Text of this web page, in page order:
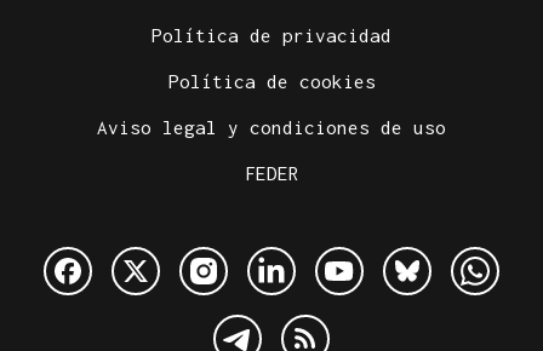
Política de privacidad
Política de cookies
Aviso legal y condiciones de uso
FEDER